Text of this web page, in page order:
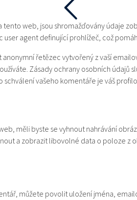
tento web, jsou shromažďovány údaje
user agent definující prohlížeč, což
řetězec vytvořený z vaší
Zásady ochrany osobních údajů
vašeho komentáře je váš
měli byste se vyhnout nahrávání
a zobrazit libovolné data o poloze z
můžete povolit uložení jména,